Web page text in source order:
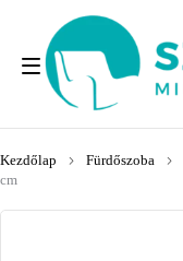
Kezdőlap Fürdőszoba
cm